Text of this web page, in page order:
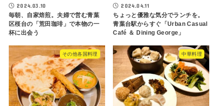
2024.03.10
毎朝、自家焙煎。夫婦で営む青葉
区桜台の「荒田珈琲」で本物の一
杯に出会う
2024.04.11
ちょっと優雅な気分でランチを。
青葉台駅からすぐ「Urban Casual
Café ＆ Dining George」
その他各国料理 中華料理